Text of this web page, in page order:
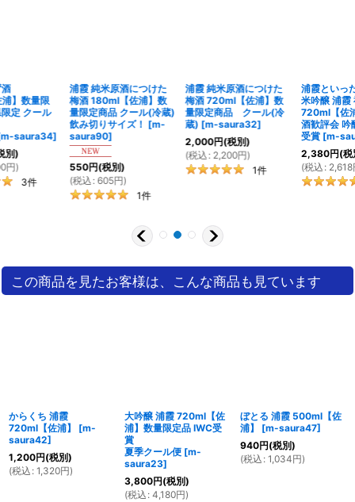
浦霞 純米原酒につけた
梅酒 180ml【佐浦】数
量限定商品 クール(冷蔵)
飲み切りサイズ！ [m-
saura90]
550
(税込: 605
1件
浦霞 純米原酒につけた
梅酒 720ml【佐浦】数
量限定商品 クール(冷
蔵) [ m-saura32]
(税別)
円)
1件
浦霞といったらコレ！純
米吟醸 浦霞 禅
720ml【佐浦】全米日本
酒歓評会 吟醸部門 金賞
受賞
m-saura54]
2,380
(税別)
(税込:
)
1件
この商品を見たお客様は、こんな商品も見ています
からくち 浦霞
720ml【佐浦】
[m-
saura42]
1,200円(税別)
(税込 : 1,320円)
大吟醸 浦霞 720ml【佐
浦】数量限定品 IWC受
賞
夏季クール便 [m-
saura23]
3,800円(税別)
(税込 : 4,180円)
ぼとる 浦霞 500ml【佐
浦】
[m-saura47]
940円(税別)
(税込 : 1,034円)